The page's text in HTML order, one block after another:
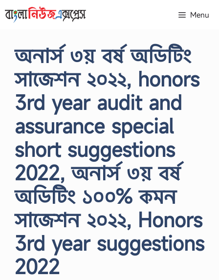
to
Menu
অনার্স ৩য় বর্ষ অডিটিং
সাজেশন ২০২২, honors
3rd year audit and
assurance special
short suggestions
2022, অনার্স ৩য় বর্ষ
অডিটিং ১০০% কমন
সাজেশন ২০২২, Honors
3rd year suggestions
2022